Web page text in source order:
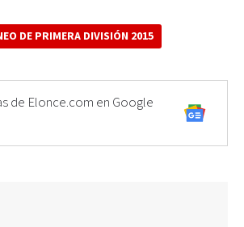
DE PRIMERA DIVISIÓN 2015
de Elonce.com en Google